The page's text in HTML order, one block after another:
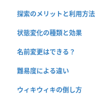
探索のメリットと利用方法
状態変化の種類と効果
名前変更はできる？
難易度による違い
ウィキウィキの倒し方